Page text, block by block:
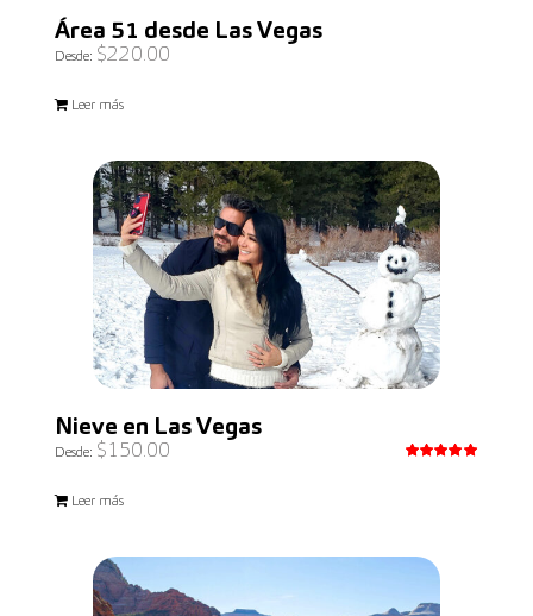
Área 51 desde Las Vegas
Desde: $220.00
Leer más
Nieve en Las Vegas
Desde: $150.00
Leer más